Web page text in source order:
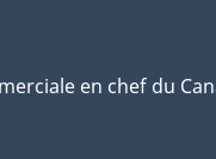
en chef du